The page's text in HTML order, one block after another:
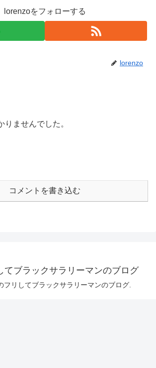
lorenzoをフォローする
lorenzo
りませんでした。
コメントを書き込む
てブラックサラリーマンのブログ
フリしてブラックサラリーマンのブログ.